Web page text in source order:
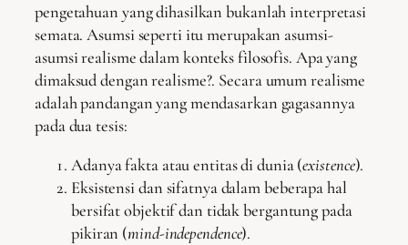
pengetahuan yang dihasilkan bukanlah interpretasi
semata. Asumsi seperti itu merupakan asumsi-
asumsi realisme dalam konteks filosofis. Apa yang
dimaksud dengan realisme?. Secara umum realisme
adalah pandangan yang mendasarkan gagasannya
pada dua tesis:
Adanya fakta atau entitas di dunia (existence).
Eksistensi dan sifatnya dalam beberapa hal
bersifat objektif dan tidak bergantung pada
pikiran (mind-independence).